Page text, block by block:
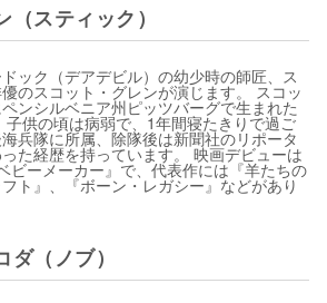
スティック）
ック（デアデビル）の幼少時の師匠、ス
のスコット・グレンが演じます。 スコッ
ンシルベニア州ピッツバーグで生まれた
子供の頃は病弱で、1年間寝たきりで過ご
兵隊に所属、除隊後は新聞社のリポータ
た経歴を持っています。 映画デビューは
ビーメーカー』で、代表作には『羊たちの
ト』、『ボーン・レガシー』などがあり
（ノブ）